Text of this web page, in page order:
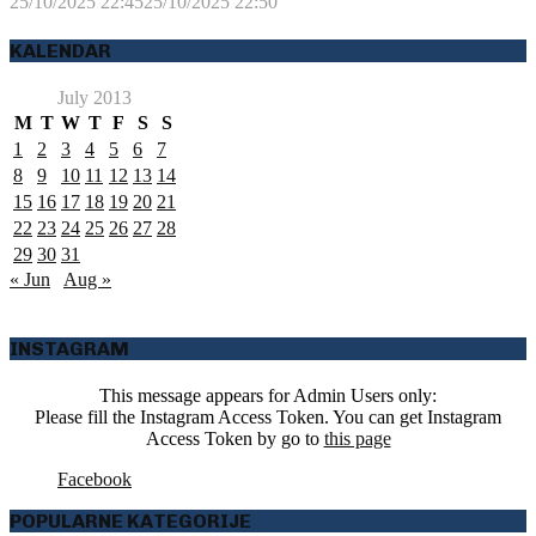
KALENDAR
July 2013
M T W T F S
S
1
2 3 4 5 6
7
8
9 10 11 12 13 14
15 16 17 18 19 20 21
22 23 24 25 26 27 28
29 30 31
« Jun
Aug »
INSTAGRAM
This message appears for Admin Users only:
Please fill the Instagram Access Token. You can get Instagram
Access Token by go to this page
Facebook
POPULARNE KATEGORIJE